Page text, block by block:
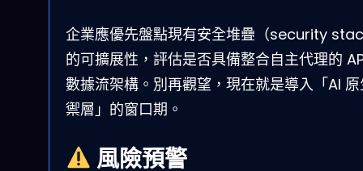
企業應優先盤點現有安全堆疊（security
的可擴展性，評估是否具備整合自主代理的
數據流架構。別再觀望，現在就是導入「AI
禦層」的窗口期。
風險預警